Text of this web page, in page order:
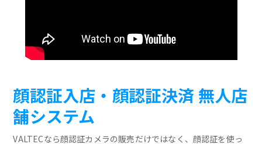
顔認証入店・顔認証決済 無人店
舗システム
VALTECなら顔認証カメラの販売だけではなく、顔認証を使っ